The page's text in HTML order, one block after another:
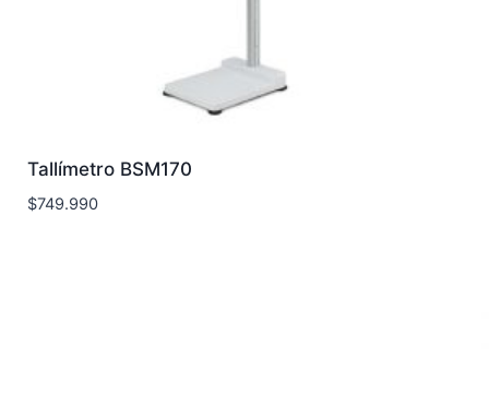
Tallímetro BSM170
$749.990